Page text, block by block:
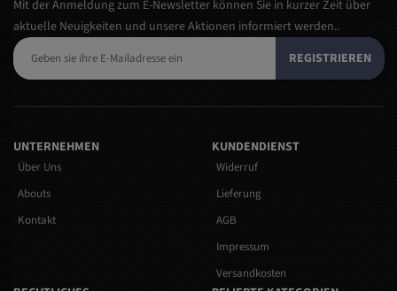
Mit der Anmeldung zum E-Newsletter können Sie in kurzer Zeit über
aktuelle Neuigkeiten und unsere Aktionen informiert werden..
REGISTRIEREN
UNTERNEHMEN
Über Uns
Abouts
Kontakt
KUNDENDIENST
Widerruf
Lieferung
AGB
Impressum
Versandkosten